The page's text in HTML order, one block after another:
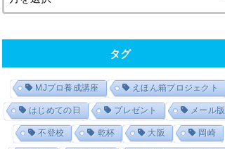
タグ
MJプロ養成講座 えほん箱プロジェクト
はじめての日 プレゼント メール版
不登校 乾杯 大阪 岡崎